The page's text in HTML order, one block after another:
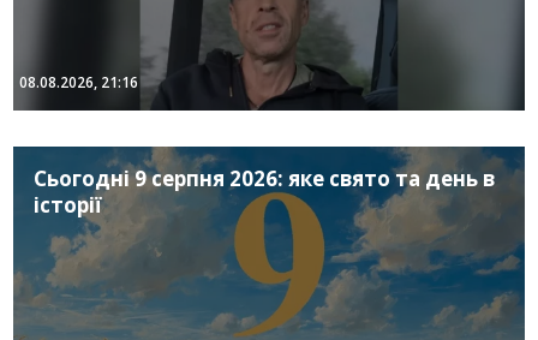
08.08.2026, 21:16
Сьогодні 9 серпня 2026: яке свято та день в
історії